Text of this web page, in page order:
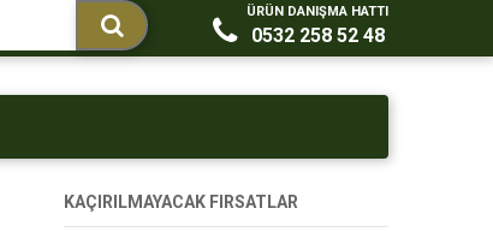
ÜRÜN DANIŞMA HATTI
0532 258 52 48
KAÇIRILMAYACAK FIRSATLAR